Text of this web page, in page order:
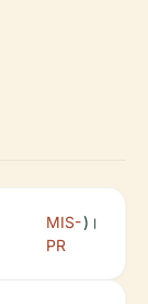
MIS-
PR
)।